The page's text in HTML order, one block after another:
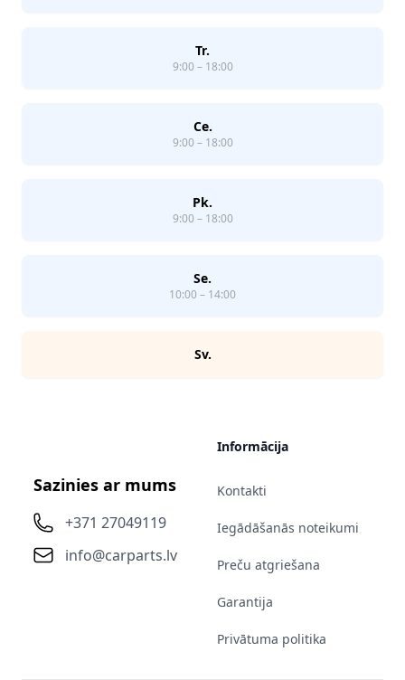
Tr.
9:00 – 18:00
Ce.
9:00 – 18:00
Pk.
9:00 – 18:00
Se.
10:00 – 14:00
Sv.
Sazinies ar mums
+371 27049119
info@carparts.lv
Informācija
Kontakti
Iegādāšanās noteikumi
Preču atgriešana
Garantija
Privātuma politika